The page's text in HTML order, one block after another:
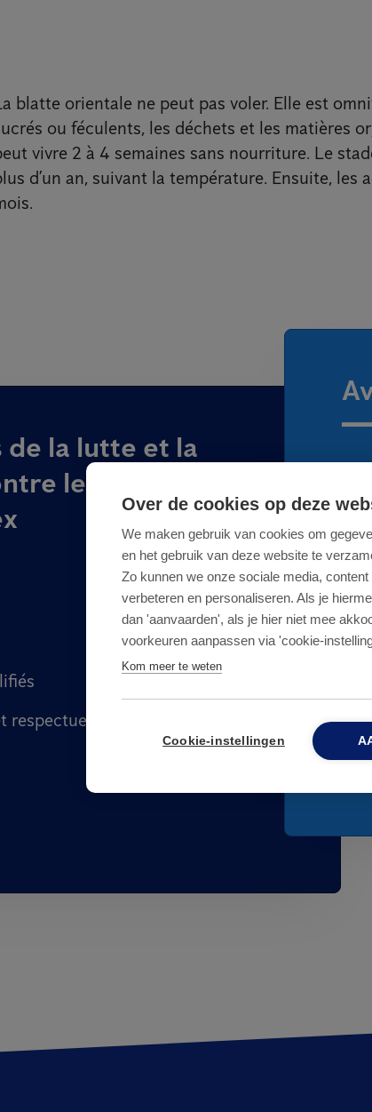
blatte orientale ne peut pas voler. Elle est
ou féculents, les déchets et les matières
vivre 2 à 4 semaines sans nourriture. Le
d’un an, suivant la température. Ensuite, les
de la lutte et la
les nuisibles
de
Over de cookies op deze
We maken gebruik van cookies om
en het gebruik van deze website te
Zo kunnen we onze sociale media,
verbeteren en personaliseren. Als je
dan 'aanvaarden', als je hier niet mee
voorkeuren aanpassen via 'cookie-
Kom meer te weten
Cookie-instellingen